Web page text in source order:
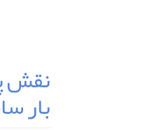
نقش
بار